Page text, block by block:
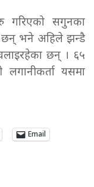
गरिएको सगुनका
छन् भने अहिले झन्डै
छन् । ६५
लगानीकर्ता यसमा
Email